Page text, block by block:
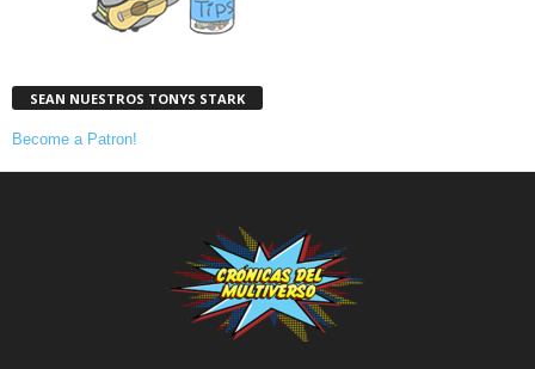
SEAN NUESTROS TONYS STARK
Become a Patron!